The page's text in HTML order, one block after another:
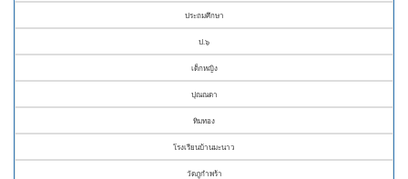
ประถมศึกษา
ป.๖
เด็กหญิง
ปุณณดา
ทิมทอง
โรงเรียนบ้านมะนาว
วัดภูกำพร้า